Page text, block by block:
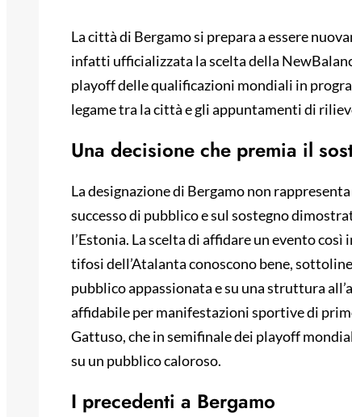
La città di Bergamo si prepara a essere
infatti ufficializzata la scelta della
playoff delle qualificazioni mondiali in
legame tra la città e gli appuntamenti di
Una decisione che premia il
La designazione di Bergamo non
successo di pubblico e sul sostegno
l’Estonia. La scelta di affidare un evento
tifosi dell’Atalanta conoscono bene,
pubblico appassionata e su una struttura
affidabile per manifestazioni sportive di
Gattuso, che in semifinale dei playoff
su un pubblico caloroso.
I precedenti a Bergamo